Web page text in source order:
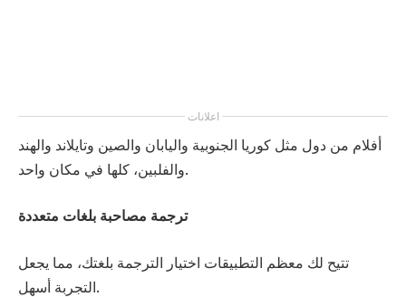
اعلانات
أفلام من دول مثل كوريا الجنوبية واليابان والصين وتايلاند والهند
والفلبين، كلها في مكان واحد.
ترجمة مصاحبة بلغات متعددة
تتيح لك معظم التطبيقات اختيار الترجمة بلغتك، مما يجعل
التجربة أسهل.